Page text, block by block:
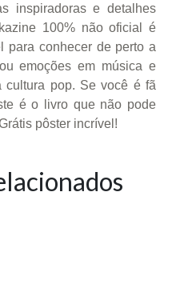
inspiradoras e detalhes
100% não oficial é
para conhecer de perto a
emoções em música e
cultura pop. Se você é fã
é o livro que não pode
pôster incrível!